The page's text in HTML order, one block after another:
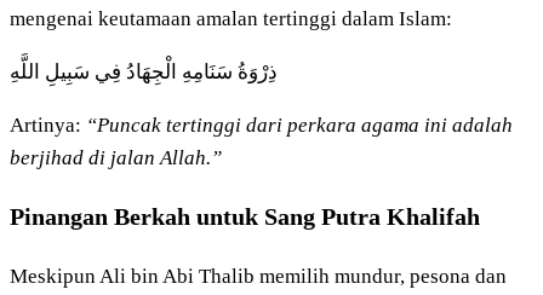
mengenai keutamaan amalan tertinggi dalam Islam:
ذِرْوَةُ سَنَامِهِ الْجِهَادُ فِي سَبِيلِ اللَّهِ
Artinya: “Puncak tertinggi dari perkara agama ini adalah
berjihad di jalan Allah.”
Pinangan Berkah untuk Sang Putra Khalifah
Meskipun Ali bin Abi Thalib memilih mundur, pesona dan